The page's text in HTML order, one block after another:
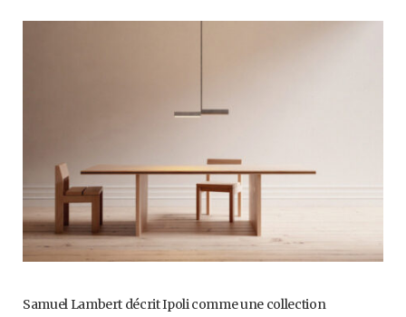
Samuel Lambert décrit Ipoli comme une collection